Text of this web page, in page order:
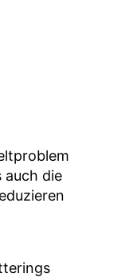
auch die